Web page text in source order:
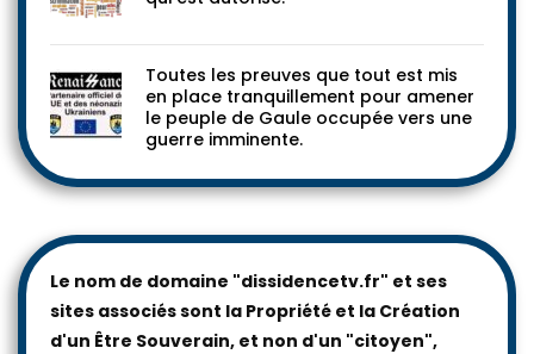
Toutes les preuves que tout est mis
en place tranquillement pour amener
le peuple de Gaule occupée vers une
guerre imminente.
Le nom de domaine "dissidencetv.fr" et ses
sites associés sont la Propriété et la Création
d'un Être Souverain, et non d'un "citoyen",